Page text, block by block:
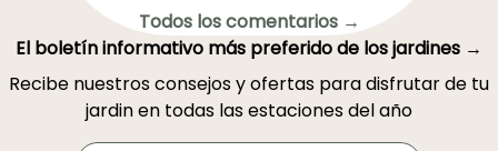
Todos los comentarios →
El boletín informativo más preferido de los jardines →
Recibe nuestros consejos y ofertas para disfrutar de tu
jardin en todas las estaciones del año